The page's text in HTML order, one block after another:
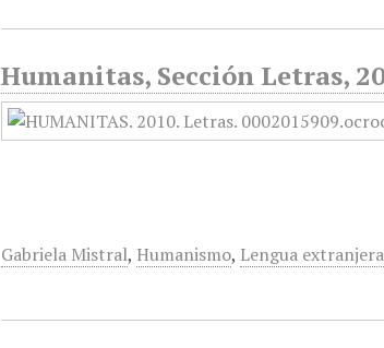
Humanitas, Sección Letras,
Gabriela Mistral, Humanismo, Lengua extranjera